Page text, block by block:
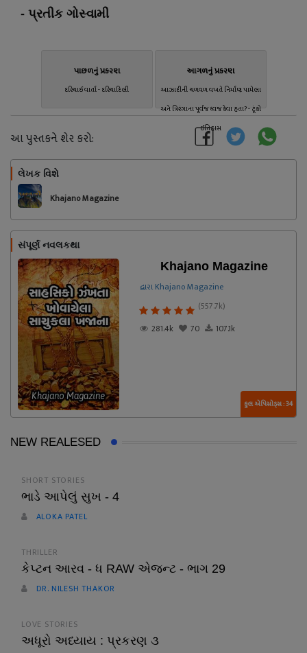
- પ્રતીક ગોસ્વામી
પાછળનું પ્રકરણ
દરિયાઈ વાર્તા - દરિયાદિલી
આગળનું પ્રકરણ
આઝાદીની ચળવળ વખતે નિર્માણ પામેલા
અને ત્રિરંગાના પૂર્વજ ધ્વજ કેવા હતા? - ટૂંકો
ઈતિહાસ
આ પુસ્તકને શેર કરો:
લેખક વિશે
Khajano Magazine
સંપૂર્ણ નવલકથા
Khajano Magazine
દ્વારા Khajano Magazine
(557.7k)
281.4k
70 107.1k
કુલ એપિસોડ્સ : 34
NEW REALESED
SHORT STORIES
ભાડે આપેલું સુખ - 4
ALOKA PATEL
THRILLER
કેપ્ટન આરવ - ધ RAW એજન્ટ - ભાગ 29
DR. NILESH THAKOR
LOVE STORIES
અધૂરો અધ્યાય : પ્રકરણ ૩